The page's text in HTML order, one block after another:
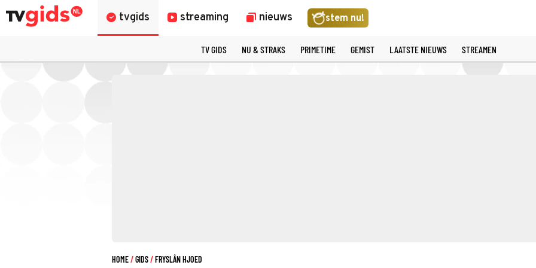
tvgids streaming nieuws stem nu!
TV GIDS NU & STRAKS PRIMETIME GEMIST LAATSTE NIEUWS STREAMEN
HOME GIDS FRYSLÂN HJOED